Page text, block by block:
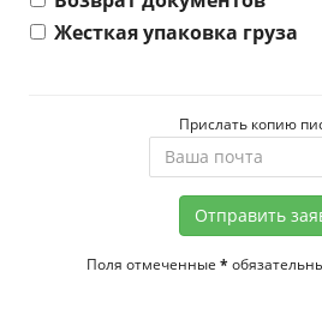
Жесткая упаковка груза
Прислать копию
Отправить
Поля отмеченные *